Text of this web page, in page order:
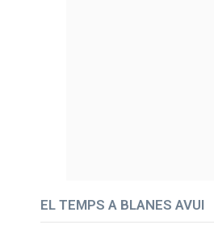
EL TEMPS A BLANES AVUI